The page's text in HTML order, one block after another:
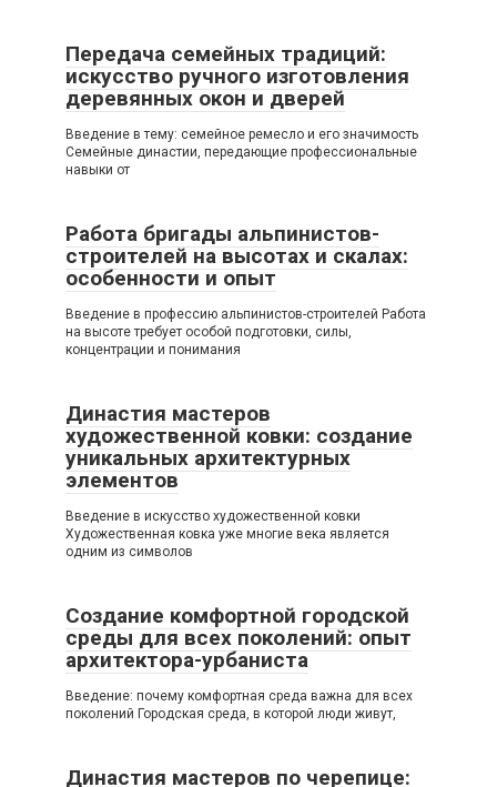
Передача семейных традиций:
искусство ручного изготовления
деревянных окон и дверей
Введение в тему: семейное ремесло и его значимость
Семейные династии, передающие профессиональные
навыки от
Работа бригады альпинистов-
строителей на высотах и скалах:
особенности и опыт
Введение в профессию альпинистов-строителей Работа
на высоте требует особой подготовки, силы,
концентрации и понимания
Династия мастеров
художественной ковки: создание
уникальных архитектурных
элементов
Введение в искусство художественной ковки
Художественная ковка уже многие века является
одним из символов
Создание комфортной городской
среды для всех поколений: опыт
архитектора-урбаниста
Введение: почему комфортная среда важна для всех
поколений Городская среда, в которой люди живут,
Династия мастеров по черепице: